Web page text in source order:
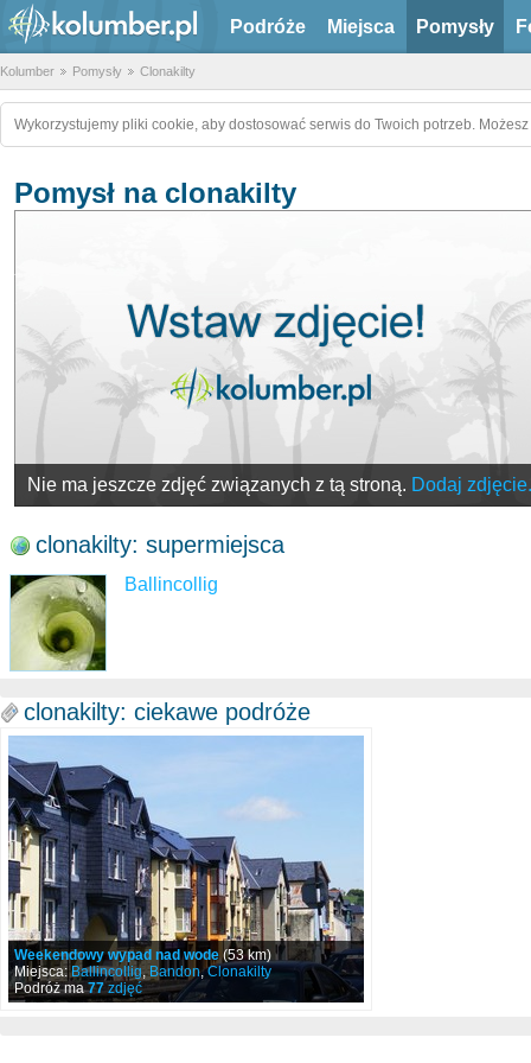
Podróże Miejsca Pomysły
Kolumber Pomysły Clonakilty
Wykorzystujemy pliki cookie, aby dostosować serwis do Twoich potrzeb.
Pomysł na clonakilty
Nie ma jeszcze zdjęć związanych z tą stroną. Dodaj zdjęcie.
clonakilty: supermiejsca
Ballincollig
clonakilty: ciekawe podróże
Weekendowy wypad nad wode(53 km)
Miejsca:Ballincollig,Bandon,Clonakilty
Podróż ma77zdjęć